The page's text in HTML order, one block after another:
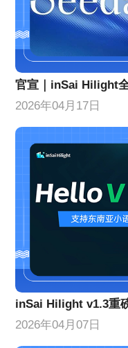
官宣｜inSai Hilight
2026年04月17日
inSai Hilight v1.3重
2026年04月07日